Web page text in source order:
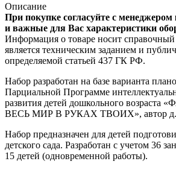
Описание
При покупке согласуйте с
и важные для Вас характеристики
Информация о товаре носит справочный
является техническим заданием и
определяемой статьей 437 ГК РФ.
Набор разработан на базе варианта
Парциальной Программе
развития детей дошкольного
ВЕСЬ МИР В РУКАХ ТВОИХ», автор
Набор предназначен для детей
детского сада. Разработан с учетом 36
15 детей (одновременной работы).